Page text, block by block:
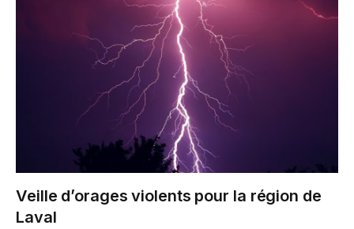
Veille d’orages violents pour la région de
Laval